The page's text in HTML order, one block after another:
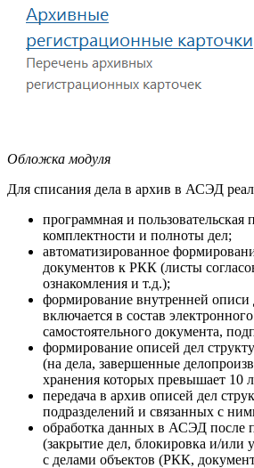
Обложка модуля
Для списания дела в архив в АСЭД
программная и пользовательская
комплектности и полноты дел;
автоматизированное
документов к РКК (листы
ознакомления и т.д.);
формирование внутренней описи
включается в состав
самостоятельного документа,
формирование описей дел
(на дела, завершенные
хранения которых превышает 10
передача в архив описей дел
подразделений и связанных с
обработка данных в АСЭД после
(закрытие дел, блокировка и/или
с делами объектов (РКК,